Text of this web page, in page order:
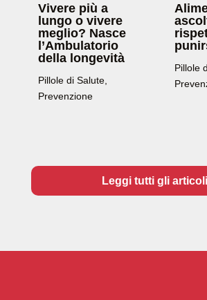
Vivere più a
lungo o vivere
meglio? Nasce
l’Ambulatorio
della longevità
Pillole di Salute,
Prevenzione
Pillole
Leggi tutti gli articoli